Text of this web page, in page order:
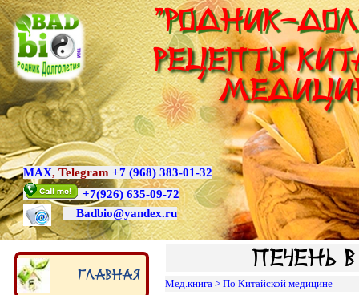
Рецепты
"Родник-
MAX, Telegram +7 (968) 383-01-32
+7(926) 635-09-72
Badbio@yandex.ru
Главная
Печень
Мед.книга >По Китайской медицине